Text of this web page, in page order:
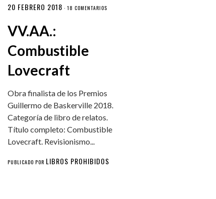
20 FEBRERO 2018 ·18 COMENTARIOS
VV.AA.:
Combustible
Lovecraft
Obra finalista de los Premios
Guillermo de Baskerville 2018.
Categoría de libro de relatos.
Título completo: Combustible
Lovecraft. Revisionismo...
PUBLICADO POR LIBROS PROHIBIDOS